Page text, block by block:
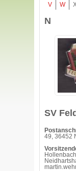
V
W
N
SV
49, 36452